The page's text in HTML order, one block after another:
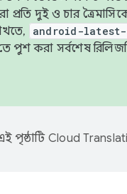
প্রতি দুই ও চার
android-latest-
তে পুশ করা সর্বশেষ
পৃষ্ঠাটি Cloud